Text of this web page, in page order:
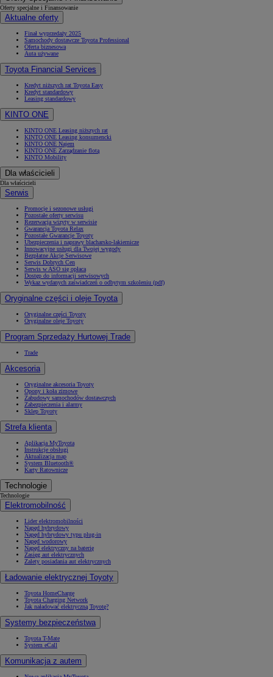
Oferty specjalne i Finansowanie
Aktualne oferty
Finał wyprzedaży 2025
Samochody dostawcze Toyota Professional
Oferta biznesowa
Auta używane
Toyota Financial Services
Kredyt niższych rat Toyota Easy
Kredyt standardowy
Leasing standardowy
KINTO ONE
KINTO ONE Leasing niższych rat
KINTO ONE Leasing konsumencki
KINTO ONE Najem
KINTO ONE Zarządzanie flotą
KINTO Mobility
Dla właścicieli
Dla właścicieli
Serwis
Promocje i sezonowe usługi
Pozostałe oferty serwisu
Rezerwacja wizyty w serwisie
Gwarancja Toyota Relax
Pozostałe Gwarancje Toyoty
Ubezpieczenia i naprawy blacharsko-lakiernicze
Innowacyjne usługi dla Twojej wygody
Bezpłatne Akcje Serwisowe
Serwis Dobrych Cen
Serwis w ASO się opłaca
Dostęp do informacji serwisowych
Wykaz wydanych zaświadczeń o odbytym szkoleniu (pdf)
Oryginalne części i oleje Toyota
Oryginalne części Toyoty
Oryginalne oleje Toyoty
Program Sprzedaży Hurtowej Trade
Trade
Akcesoria
Oryginalne akcesoria Toyoty
Opony i koła zimowe
Zabudowy samochodów dostawczych
Zabezpieczenia i alarmy
Sklep Toyoty
Strefa klienta
Aplikacja MyToyota
Instrukcje obsługi
Aktualizacja map
System Bluetooth®
Karty Ratownicze
Technologie
Technologie
Elektromobilność
Lider elektromobilności
Napęd hybrydowy
Napęd hybrydowy typu plug-in
Napęd wodorowy
Napęd elektryczny na baterię
Zasięg aut elektrycznych
Zalety posiadania aut elektrycznych
Ładowanie elektrycznej Toyoty
Toyota HomeCharge
Toyota Charging Network
Jak naładować elektryczną Toyotę?
Systemy bezpieczeństwa
Toyota T-Mate
System eCall
Komunikacja z autem